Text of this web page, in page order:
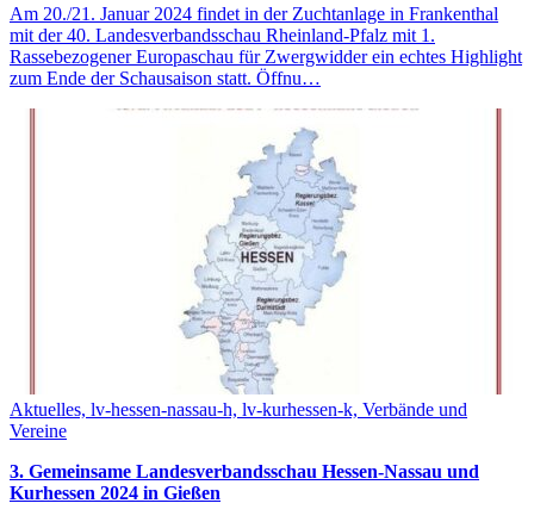
Am 20./21. Januar 2024 findet in der Zuchtanlage in Frankenthal
mit der 40. Landesverbandsschau Rheinland-Pfalz mit 1.
Rassebezogener Europaschau für Zwergwidder ein echtes Highlight
zum Ende der Schausaison statt. Öffnu…
Aktuelles, lv-hessen-nassau-h, lv-kurhessen-k, Verbände und
Vereine
3. Gemeinsame Landesverbandsschau Hessen-Nassau und
Kurhessen 2024 in Gießen